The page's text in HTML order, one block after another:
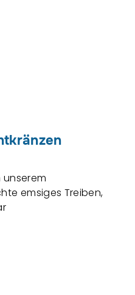
unserem
emsiges Treiben,